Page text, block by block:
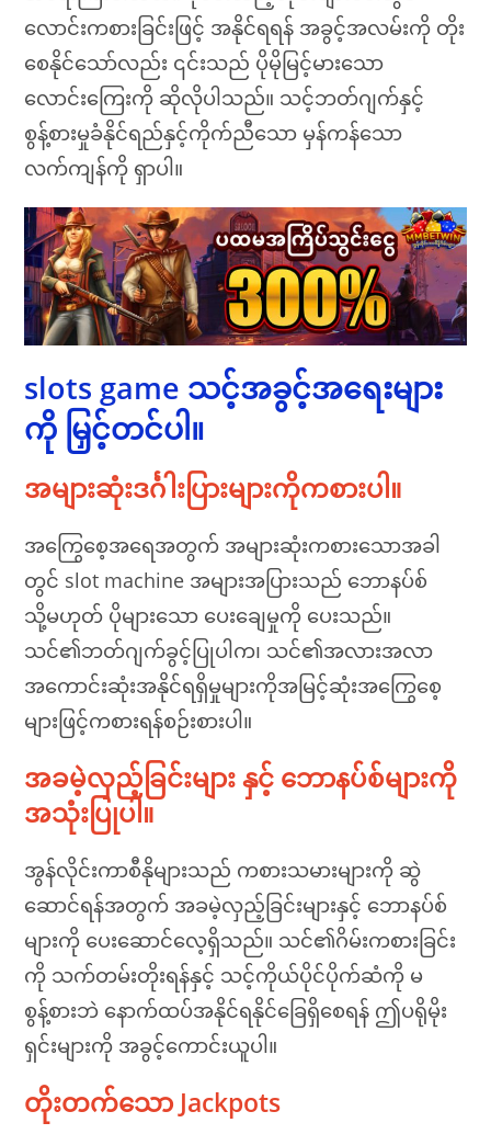
လောင်းကစားခြင်းဖြင့် အနိုင်ရရန် အခွင့်အလမ်းကို တိုး
စေနိုင်သော်လည်း ၎င်းသည် ပိုမိုမြင့်မားသော
လောင်းကြေးကို ဆိုလိုပါသည်။ သင့်ဘတ်ဂျက်နှင့်
စွန့်စားမှုခံနိုင်ရည်နှင့်ကိုက်ညီသော မှန်ကန်သော
လက်ကျန်ကို ရှာပါ။
slots game သင့်အခွင့်အရေးများ
ကို မြှင့်တင်ပါ။
အများဆုံးဒင်္ဂါးပြားများကိုကစားပါ။
အကြွေစေ့အရေအတွက် အများဆုံးကစားသောအခါ
တွင် slot machine အများအပြားသည် ဘောနပ်စ်
သို့မဟုတ် ပိုများသော ပေးချေမှုကို ပေးသည်။
သင်၏ဘတ်ဂျက်ခွင့်ပြုပါက၊ သင်၏အလားအလာ
အကောင်းဆုံးအနိုင်ရရှိမှုများကိုအမြင့်ဆုံးအကြွေစေ့
များဖြင့်ကစားရန်စဉ်းစားပါ။
အခမဲ့လှည့်ခြင်းများ နှင့် ဘောနပ်စ်များကို
အသုံးပြုပါ။
အွန်လိုင်းကာစီနိုများသည် ကစားသမားများကို ဆွဲ
ဆောင်ရန်အတွက် အခမဲ့လှည့်ခြင်းများနှင့် ဘောနပ်စ်
များကို ပေးဆောင်လေ့ရှိသည်။ သင်၏ဂိမ်းကစားခြင်း
ကို သက်တမ်းတိုးရန်နှင့် သင့်ကိုယ်ပိုင်ပိုက်ဆံကို မ
စွန့်စားဘဲ နောက်ထပ်အနိုင်ရနိုင်ခြေရှိစေရန် ဤပရိုမိုး
ရှင်းများကို အခွင့်ကောင်းယူပါ။
တိုးတက်သော Jackpots